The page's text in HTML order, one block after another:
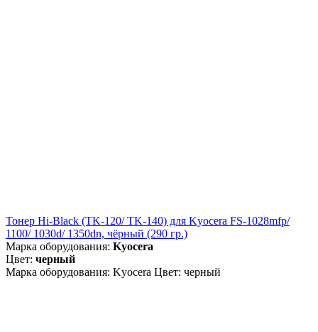
Тонер Hi-Black (TK-120/ TK-140) для Kyocera FS-1028mfp/
1100/ 1030d/ 1350dn, чёрный (290 гр.)
Марка оборудования: Kyocera
Цвет: черный
Марка оборудования: Kyocera Цвет: черный